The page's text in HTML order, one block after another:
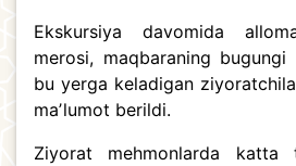
Ekskursiya davomida
merosi, maqbaraning bugungi
bu yerga keladigan
maʼlumot berildi.
Ziyorat mehmonlarda katta